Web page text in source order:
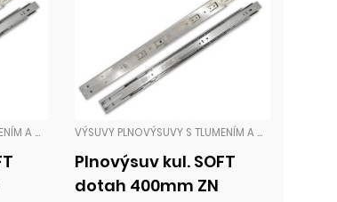
VÝSUVY PLNOVÝSUVY S TLUMENÍM A DOTAHEM VÝSUVY PLNOVÝSUVY S TLUMENÍM A DOTAHEM
Plnovýsuv kul. SOFT
dotah 400mm ZN